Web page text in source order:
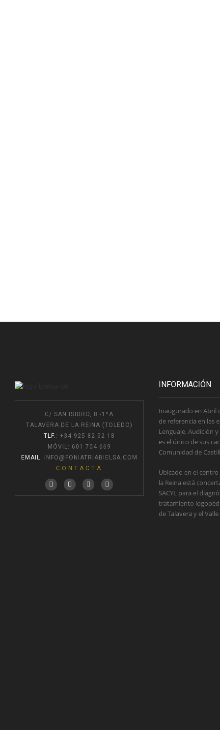
C/ SAN ISIDRO, 8 -1ºA
TALAVERA DE LA REINA (TOLEDO)
TLF. : +34 925 82 52 18
MÓVIL: 601 704 669
EMAIL:
INFO@FONIATRIABIELSA.COM
CONTACTA
INFORMACIÓN
Inaugurado en Abril
de referencia en las
Lenguaje, Audición
es el único de sus
Comunidad de
Ubicado en el
la Reina está
SACYL para el
tratamiento
de Talavera y el